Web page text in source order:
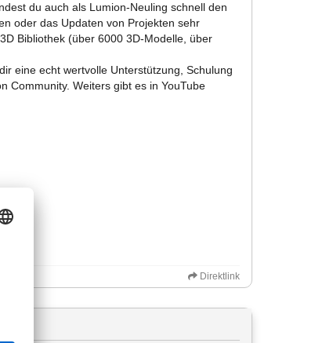
du auch als Lumion-Neuling schnell den
oder das Updaten von Projekten sehr
Bibliothek (über 6000 3D-Modelle, über
eine echt wertvolle Unterstützung, Schulung
Community. Weiters gibt es in YouTube
Direktlink